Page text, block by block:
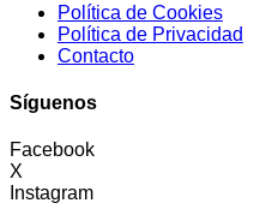
Política de Cookies
Política de Privacidad
Contacto
Síguenos
Facebook
X
Instagram